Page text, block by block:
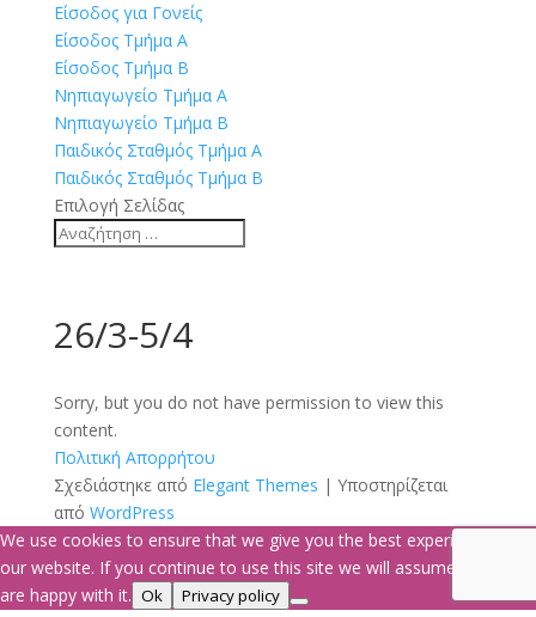
Είσοδος για Γονείς
Είσοδος Τμήμα Α
Είσοδος Τμήμα Β
Νηπιαγωγείο Τμήμα Α
Νηπιαγωγείο Τμήμα Β
Παιδικός Σταθμός Τμήμα Α
Παιδικός Σταθμός Τμήμα Β
Επιλογή Σελίδας
26/3-5/4
Sorry, but you do not have permission to view this
content.
Πολιτική Απορρήτου
Σχεδιάστηκε από Elegant Themes | Υποστηρίζεται
από WordPress
We use cookies to ensure that we give you the best experience on
our website. If you continue to use this site we will assume that you
are happy with it. Ok Privacy policy